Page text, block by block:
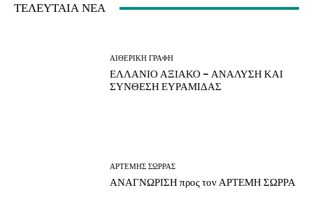
ΤΕΛΕΥΤΑΙΑ ΝΕΑ
ΑΙΘΕΡΙΚΗ ΓΡΑΦΗ
ΕΛΛΑΝΙΟ ΑΞΙΑΚΟ – ΑΝΑΛΥΣΗ ΚΑΙ
ΣΥΝΘΕΣΗ ΕΥΡΑΜΙΔΑΣ
ΑΡΤΕΜΗΣ ΣΩΡΡΑΣ
ΑΝΑΓΝΩΡΙΣΗ προς τον ΑΡΤΕΜΗ ΣΩΡΡΑ